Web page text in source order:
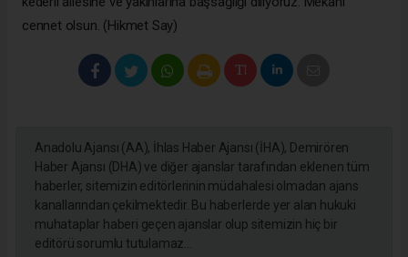
cennet olsun. (Hikmet Say)
Anadolu Ajansı (AA), İhlas Haber Ajansı (İHA), Demirören
Haber Ajansı (DHA) ve diğer ajanslar tarafından eklenen tüm
haberler, sitemizin editörlerinin müdahalesi olmadan ajans
kanallarından çekilmektedir. Bu haberlerde yer alan hukuki
muhataplar haberi geçen ajanslar olup sitemizin hiç bir
editörü sorumlu tutulamaz...